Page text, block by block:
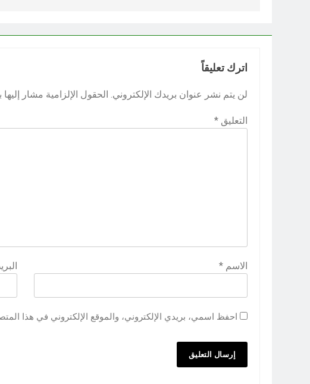
اترك تعليقاً
لن يتم نشر عنوان بريدك الإلكتروني. الحقول الإلزامية مشار إليها
التعليق *
الاسم *
احفظ اسمي، بريدي الإلكتروني، والموقع الإلكتروني في هذا